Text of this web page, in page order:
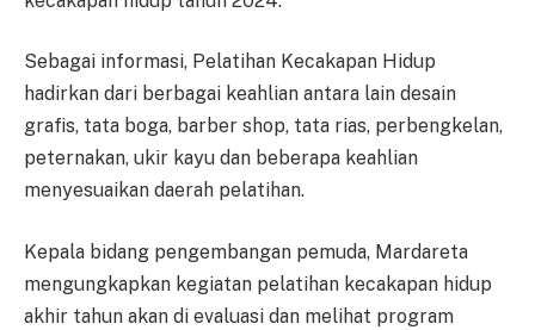
Sebagai informasi, Pelatihan Kecakapan Hidup
hadirkan dari berbagai keahlian antara lain desain
grafis, tata boga, barber shop, tata rias, perbengkelan,
peternakan, ukir kayu dan beberapa keahlian
menyesuaikan daerah pelatihan.
Kepala bidang pengembangan pemuda, Mardareta
mengungkapkan kegiatan pelatihan kecakapan hidup
akhir tahun akan di evaluasi dan melihat program